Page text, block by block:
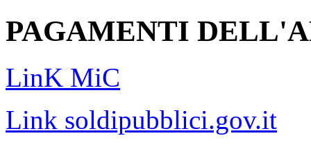
PAGAMENTI
LinK MiC
Link soldipubblici.gov.it